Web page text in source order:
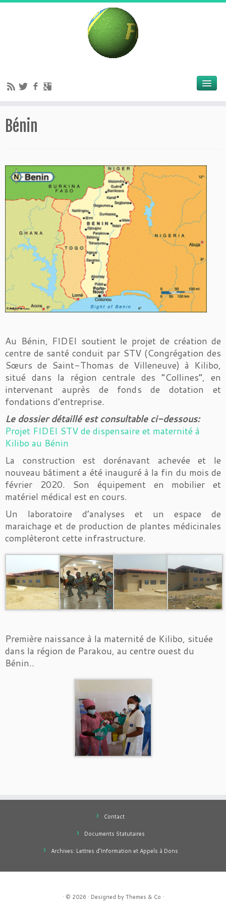
Bénin
Au Bénin, FIDEI soutient le projet de création de
centre de santé conduit par STV (Congrégation des
Sœurs de Saint-Thomas de Villeneuve) à Kilibo,
situé dans la région centrale des “Collines”, en
intervenant auprès de fonds de dotation et
fondations d’entreprise.
Le dossier détaillé est consultable ci-dessous:
Projet FIDEI STV de dispensaire et maternité à
Kilibo au Bénin
La construction est dorénavant achevée et le
nouveau bâtiment a été inauguré à la fin du mois de
février 2020. Son équipement en mobilier et
matériel médical est en cours.
Un laboratoire d’analyses et un espace de
maraichage et de production de plantes médicinales
complèteront cette infrastructure.
Première naissance à la maternité de Kilibo, située
dans la région de Parakou, au centre ouest du
Bénin..
Contact
Documents Statutaires
Archives: Lettres d’Information et Appels à Dons
· © 2026 · Designed byThemes & Co ·